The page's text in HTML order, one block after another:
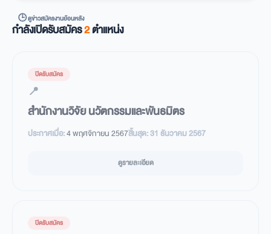
🕒 ดูข่าวสมัครงานย้อนหลัง
กำลังเปิดรับสมัคร2ตำแหน่ง
ปิดรับสมัคร
📍
สำนักงานวิจัย นวัตกรรมและพันธมิตร
ประกาศเมื่อ:4 พฤศจิกายน 2567สิ้นสุด:31 ธันวาคม 2567
ดูรายละเอียด
ปิดรับสมัคร